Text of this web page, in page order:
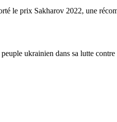
le prix Sakharov 2022, une
ukrainien dans sa lutte